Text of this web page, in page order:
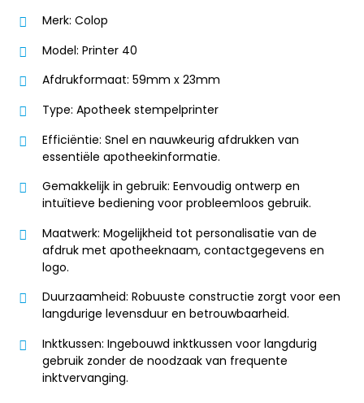
Merk: Colop
Model: Printer 40
Afdrukformaat: 59mm x 23mm
Type: Apotheek stempelprinter
Efficiëntie: Snel en nauwkeurig afdrukken van
essentiële apotheekinformatie.
Gemakkelijk in gebruik: Eenvoudig ontwerp en
intuïtieve bediening voor probleemloos gebruik.
Maatwerk: Mogelijkheid tot personalisatie van de
afdruk met apotheeknaam, contactgegevens en
logo.
Duurzaamheid: Robuuste constructie zorgt voor een
langdurige levensduur en betrouwbaarheid.
Inktkussen: Ingebouwd inktkussen voor langdurig
gebruik zonder de noodzaak van frequente
inktvervanging.